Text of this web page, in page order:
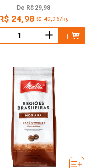
De R$ 29,98
24,98R$ 49,96/kg
＋